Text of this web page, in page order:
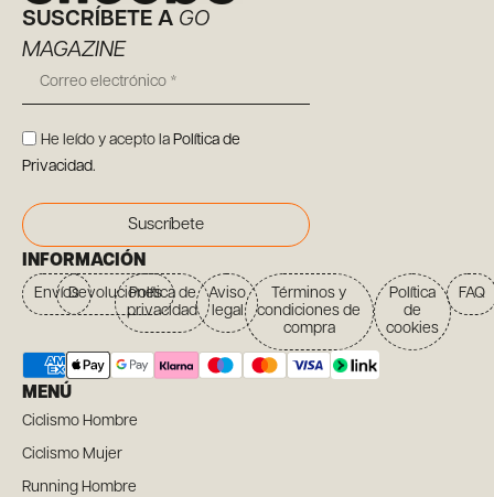
SUSCRÍBETE A GO
MAGAZINE
He leído y acepto la Política de
Privacidad.
Suscríbete
INFORMACIÓN
EnvíosDevolucionesPolítica de
privacidad
Aviso
legal
Términos y
condiciones de
compra
Política
de
cookies
FAQ
MENÚ
Ciclismo Hombre
Ciclismo Mujer
Running Hombre